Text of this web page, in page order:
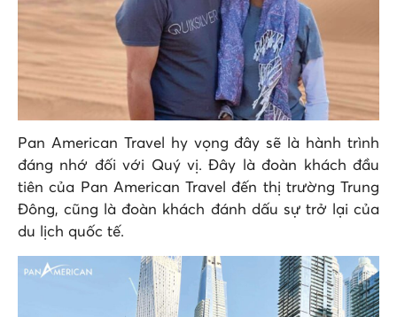
Pan American Travel hy vọng đây sẽ là hành trình
đáng nhớ đối với Quý vị. Đây là đoàn khách đầu
tiên của Pan American Travel đến thị trường Trung
Đông, cũng là đoàn khách đánh dấu sự trở lại của
du lịch quốc tế.